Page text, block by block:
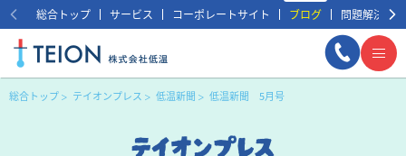
総合トップ サービス コーポレートサイト ブログ 問題解決事例
総合トップ テイオンプレス 低温新聞 低温新聞 5月号